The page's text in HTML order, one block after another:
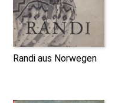
Randi aus Norwegen